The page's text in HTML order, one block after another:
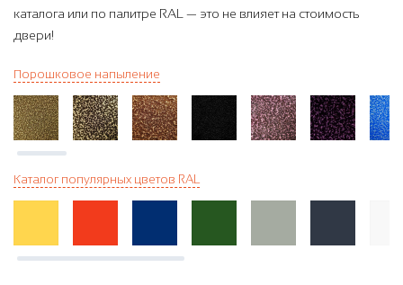
каталога или по палитре RAL — это не влияет на стоимость
двери!
Порошковое напыление
Каталог популярных цветов RAL